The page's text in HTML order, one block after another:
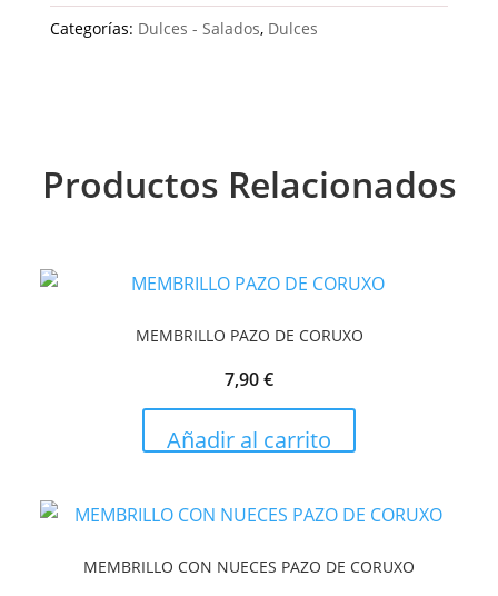
PIÑONES-
BARONCELI
Categorías: Dulces - Salados, Dulces
Productos Relacionados
MEMBRILLO PAZO DE CORUXO
7,90€
Añadir al carrito
MEMBRILLO CON NUECES PAZO DE CORUXO